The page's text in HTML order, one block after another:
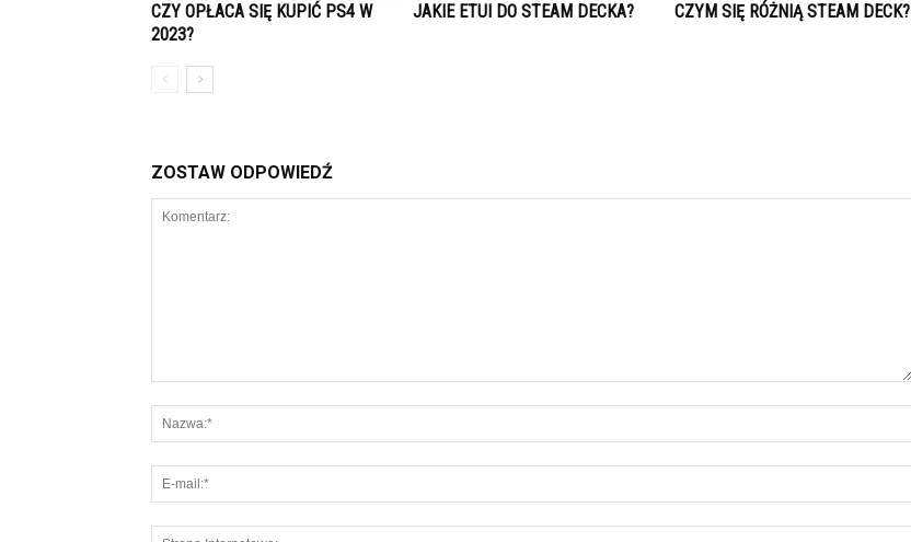
CZY OPŁACA SIĘ KUPIĆ PS4 W
2023?
JAKIE ETUI DO STEAM DECKA? CZYM SIĘ RÓŻNIĄ STEAM DECK?
ZOSTAW ODPOWIEDŹ